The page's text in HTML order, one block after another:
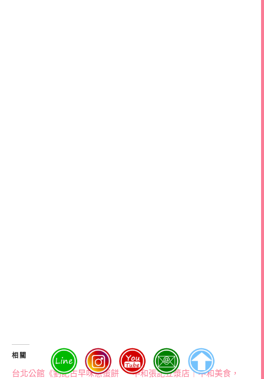
相關
台北公館《劉記古早味蔥蛋餅 中和張記豆漿店｜中和美食，